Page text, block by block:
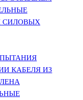
СИЛОВЫХ
КАБЕЛЯ ИЗ